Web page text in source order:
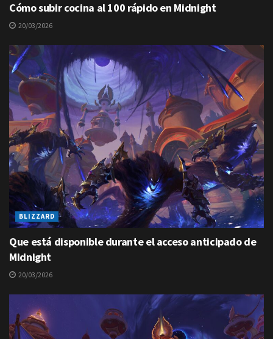
Cómo subir cocina al 100 rápido en Midnight
20/03/2026
BLIZZARD
Que está disponible durante el acceso anticipado de
Midnight
20/03/2026